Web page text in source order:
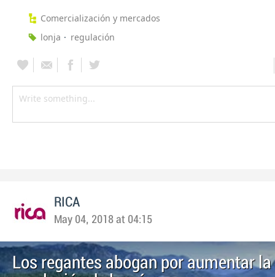
Comercialización y mercados
lonja
regulación
RICA
May 04, 2018 at 04:15
Los regantes abogan por aumentar la